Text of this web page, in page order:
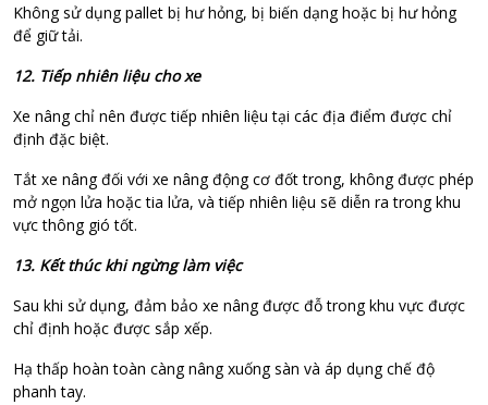
Không sử dụng pallet bị hư hỏng, bị biến dạng hoặc bị hư hỏng
để giữ tải.
12. Tiếp nhiên liệu cho xe
Xe nâng chỉ nên được tiếp nhiên liệu tại các địa điểm được chỉ
định đặc biệt.
Tắt xe nâng đối với xe nâng động cơ đốt trong, không được phép
mở ngọn lửa hoặc tia lửa, và tiếp nhiên liệu sẽ diễn ra trong khu
vực thông gió tốt.
13. Kết thúc khi ngừng làm việc
Sau khi sử dụng, đảm bảo xe nâng được đỗ trong khu vực được
chỉ định hoặc được sắp xếp.
Hạ thấp hoàn toàn càng nâng xuống sàn và áp dụng chế độ
phanh tay.